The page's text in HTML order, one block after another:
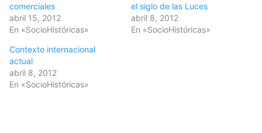
comerciales
abril 15, 2012
En «SocioHistóricas»
el siglo de las Luces
abril 8, 2012
En «SocioHistóricas»
Contexto internacional
actual
abril 8, 2012
En «SocioHistóricas»